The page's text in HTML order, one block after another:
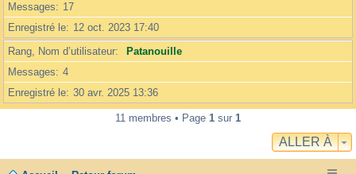
Messages
17
Enregistré le
12 oct. 2023 17:40
Rang, Nom d’utilisateur
Patanouille
Messages
4
Enregistré le 30 avr. 2025 13:36
11 membres • Page 1 sur 1
ALLER À